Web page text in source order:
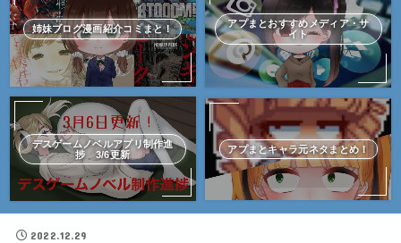
姉妹ブログ漫画紹介コミまと！
アプまとおすすめメディア・サ
イト
デスゲームノベルアプリ制作進
捗 3/6更新
アプまとキャラ元ネタまとめ！
2022.12.29